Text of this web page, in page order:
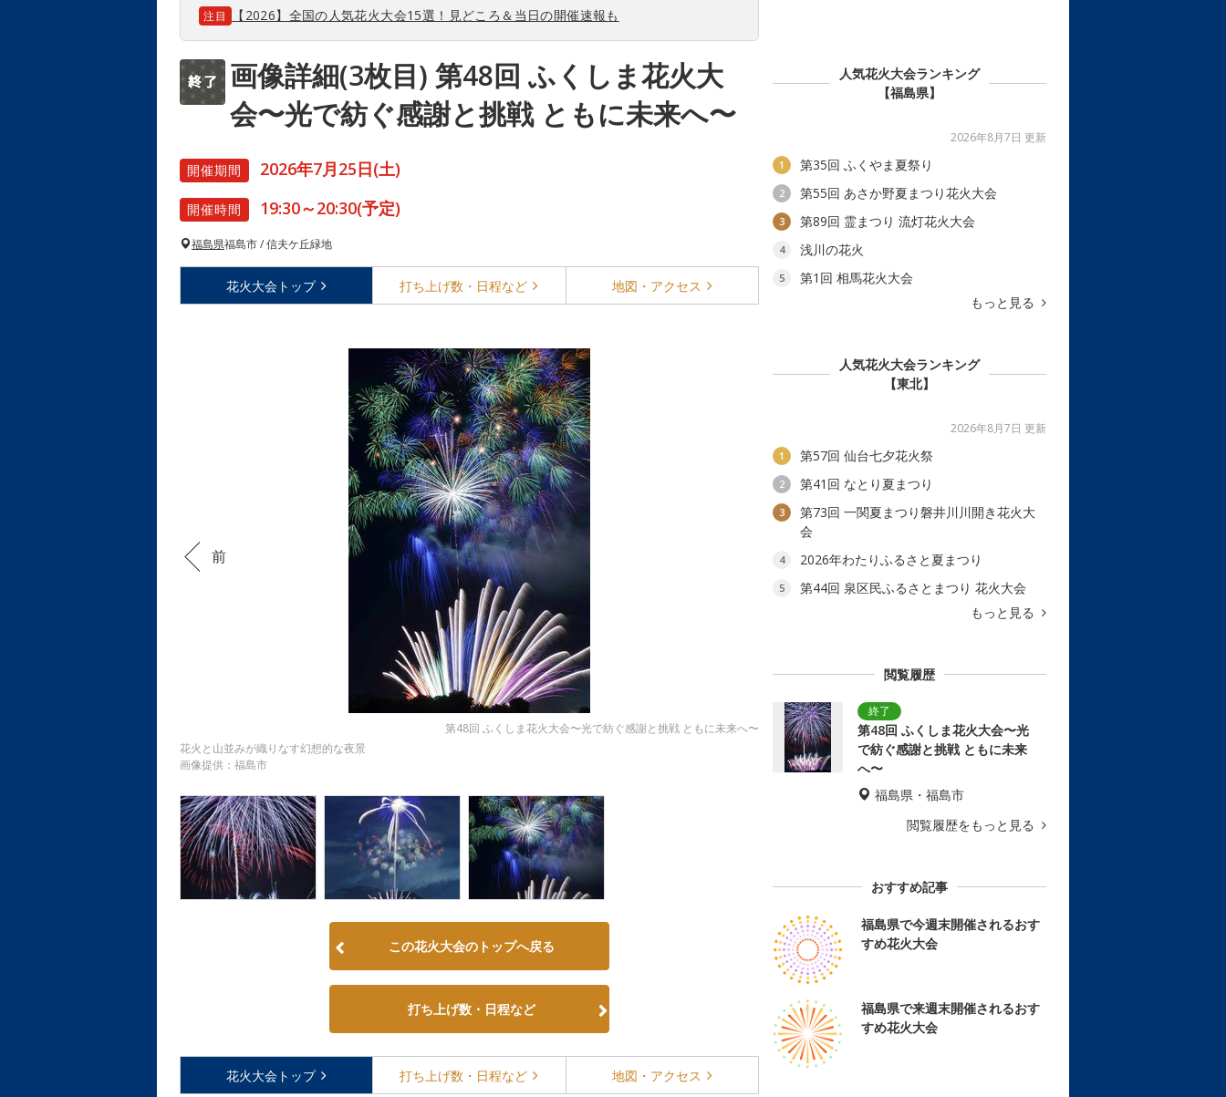
注目 【2026】全国の人気花火大会15選！見どころ＆当日の開催速報も
画像詳細(3枚目) 第48回 ふくしま花火大
会〜光で紡ぐ感謝と挑戦 ともに未来へ〜
開催期間 2026年7月25日(土)
開催時間 19:30～20:30(予定)
福島県福島市 / 信夫ケ丘緑地
花火大会 トップ 打ち上げ数・ 日程など 地図・ アクセス
第48回 ふくしま花火大会〜光で紡ぐ感謝と挑戦 ともに未来へ〜
花火と山並みが織りなす幻想的な夜景
画像提供：福島市
前
この花火大会のトップへ戻る
打ち上げ数・日程など
花火大会 トップ 打ち上げ数・ 日程など 地図・ アクセス
人気花火大会ランキング
【福島県】
2026年8月7日 更新
1 第35回 ふくやま夏祭り
2 第55回 あさか野夏まつり花火大会
3 第89回 霊まつり 流灯花火大会
4 浅川の花火
5
第1回 相馬花火大会
もっと見る
人気花火大会ランキング
【東北】
2026年8月7日 更新
1 第57回 仙台七夕花火祭
2 第41回 なとり夏まつり
3
第73回 一関夏まつり磐井川川開き花火大
会
4 2026年わたりふるさと夏まつり
5
第44回 泉区民ふるさとまつり 花火大会
もっと見る
閲覧履歴
第48回 ふくしま花火大会〜光
で紡ぐ感謝と挑戦 ともに未来
へ〜
福島県・福島市
閲覧履歴をもっと見る
おすすめ記事
福島県で今週末開催されるおす
すめ花火大会
福島県で来週末開催されるおす
すめ花火大会